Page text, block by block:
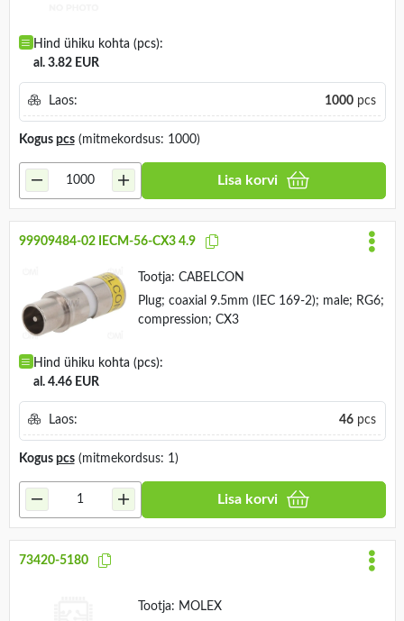
Hind ühiku kohta (pcs):
al. 3.82 EUR
Laos: 1000pcs
Kogus pcs(mitmekordsus: 1000)
Lisa korvi
99909484-02 IECM-56-CX3 4.9
Tootja: CABELCON
Plug; coaxial 9.5mm (IEC 169-2); male; RG6;
compression; CX3
Hind ühiku kohta (pcs):
al. 4.46 EUR
Laos: 46pcs
Kogus pcs(mitmekordsus: 1)
Lisa korvi
73420-5180
Tootja: MOLEX